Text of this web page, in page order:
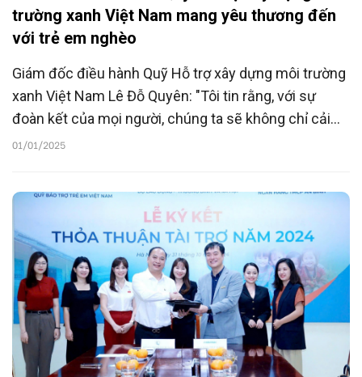
trường xanh Việt Nam mang yêu thương đến
với trẻ em nghèo
Giám đốc điều hành Quỹ Hỗ trợ xây dựng môi trường
xanh Việt Nam Lê Đỗ Quyên: "Tôi tin rằng, với sự
đoàn kết của mọi người, chúng ta sẽ không chỉ cải
thiện cuộc sống cho những người nghèo đặc biệt là
01/01/2025